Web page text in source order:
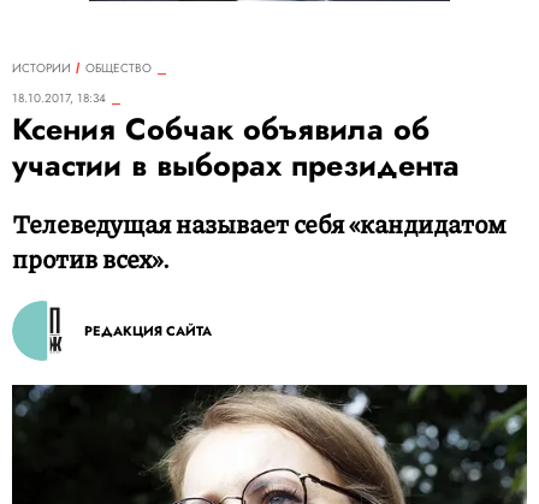
ИСТОРИИ
ОБЩЕСТВО
18.10.2017, 18:34
Ксения Собчак объявила об
участии в выборах президента
Телеведущая называет себя «кандидатом
против всех».
РЕДАКЦИЯ САЙТА